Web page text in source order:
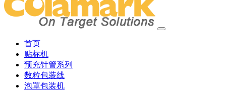
首页
贴标机
预充针管系列
数粒包装线
泡罩包装机